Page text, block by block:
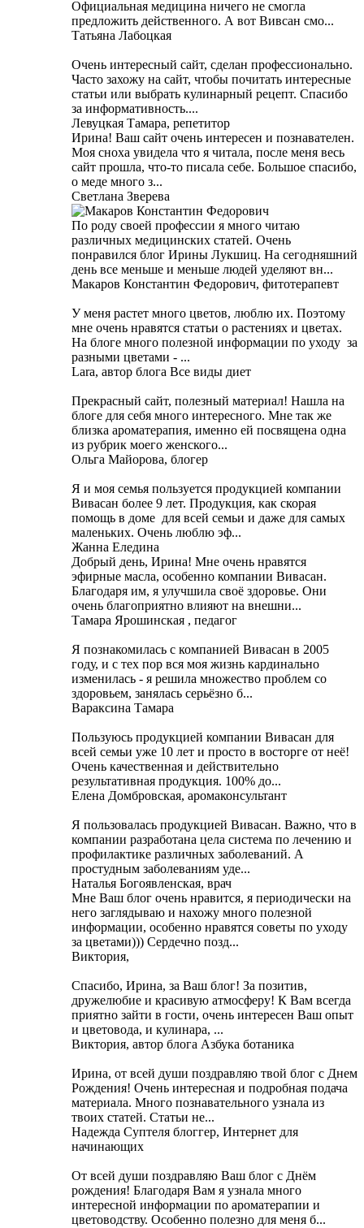
Официальная медицина ничего не смогла
предложить действенного. А вот Вивсан смо...
Татьяна Лабоцкая
Очень интересный сайт, сделан профессионально.
Часто захожу на сайт, чтобы почитать интересные
статьи или выбрать кулинарный рецепт. Спасибо
за информативность....
Левуцкая Тамара, репетитор
Ирина! Ваш сайт очень интересен и познавателен.
Моя сноха увидела что я читала, после меня весь
сайт прошла, что-то писала себе. Большое спасибо,
о меде много з...
Светлана Зверева
По роду своей профессии я много читаю
различных медицинских статей. Очень
понравился блог Ирины Лукшиц. На сегодняшний
день все меньше и меньше людей уделяют вн...
Макаров Константин Федорович, фитотерапевт
У меня растет много цветов, люблю их. Поэтому
мне очень нравятся статьи о растениях и цветах.
На блоге много полезной информации по уходу за
разными цветами - ...
Lara, автор блога Все виды диет
Прекрасный сайт, полезный материал! Нашла на
блоге для себя много интересного. Мне так же
близка ароматерапия, именно ей посвящена одна
из рубрик моего женского...
Ольга Майорова, блогер
Я и моя семья пользуется продукцией компании
Вивасан более 9 лет. Продукция, как скорая
помощь в доме для всей семьи и даже для самых
маленьких. Очень люблю эф...
Жанна Еледина
Добрый день, Ирина! Мне очень нравятся
эфирные масла, особенно компании Вивасан.
Благодаря им, я улучшила своё здоровье. Они
очень благоприятно влияют на внешни...
Тамара Ярошинская , педагог
Я познакомилась с компанией Вивасан в 2005
году, и с тех пор вся моя жизнь кардинально
изменилась - я решила множество проблем со
здоровьем, занялась серьёзно б...
Вараксина Тамара
Пользуюсь продукцией компании Вивасан для
всей семьи уже 10 лет и просто в восторге от неё!
Очень качественная и действительно
результативная продукция. 100% до...
Елена Домбровская, аромаконсультант
Я пользовалась продукцией Вивасан. Важно, что в
компании разработана цела система по лечению и
профилактике различных заболеваний. А
простудным заболеваниям уде...
Наталья Богоявленская, врач
Мне Ваш блог очень нравится, я периодически на
него заглядываю и нахожу много полезной
информации, особенно нравятся советы по уходу
за цветами))) Cердечно позд...
Виктория,
Cпасибо, Ирина, за Ваш блог! За позитив,
дружелюбие и красивую атмосферу! К Вам всегда
приятно зайти в гости, очень интересен Ваш опыт
и цветовода, и кулинара, ...
Виктория, автор блога Азбука ботаника
Ирина, от всей души поздравляю твой блог с Днем
Рождения! Очень интересная и подробная подача
материала. Много познавательного узнала из
твоих статей. Статьи не...
Надежда Суптеля блоггер, Интернет для
начинающих
От всей души поздравляю Ваш блог с Днём
рождения! Благодаря Вам я узнала много
интересной информации по ароматерапии и
цветоводству. Особенно полезно для меня б...